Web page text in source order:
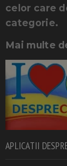
celor care
categorie.
Mai multe
APLICATII